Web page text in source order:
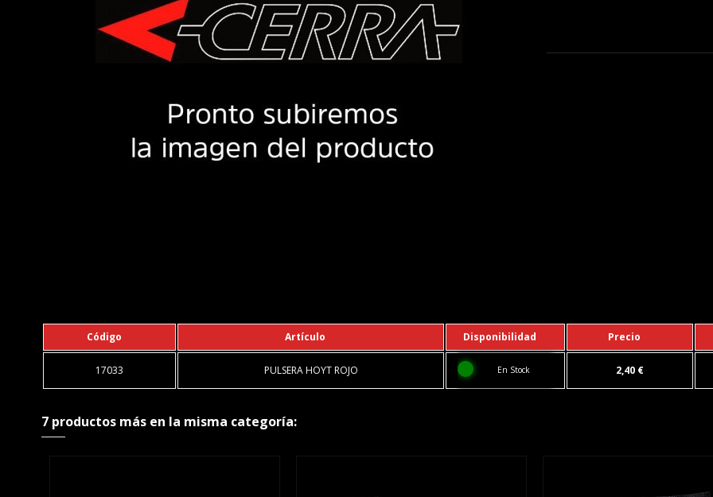
Código Artículo Disponibilidad Precio
17033 PULSERA HOYT ROJO En Stock 2,40 €
7 productos más en la misma categoría: